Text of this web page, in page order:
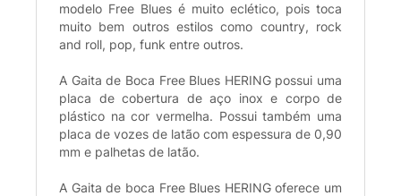
modelo Free Blues é muito eclético, pois toca
muito bem outros estilos como country, rock
and roll, pop, funk entre outros.
A Gaita de Boca Free Blues HERING possui uma
placa de cobertura de aço inox e corpo de
plástico na cor vermelha. Possui também uma
placa de vozes de latão com espessura de 0,90
mm e palhetas de latão.
A Gaita de boca Free Blues HERING oferece um